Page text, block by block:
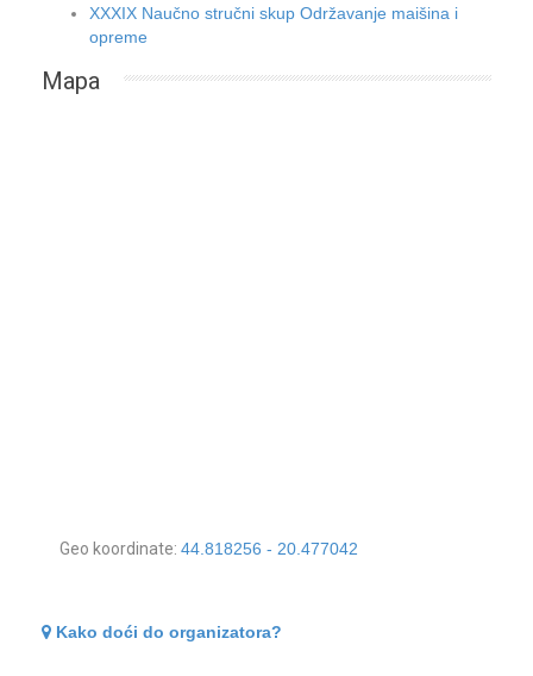
XXXIX Naučno stručni skup Održavanje maišina i
opreme
Mapa
Geo koordinate: 44.818256 - 20.477042
Kako doći do organizatora?